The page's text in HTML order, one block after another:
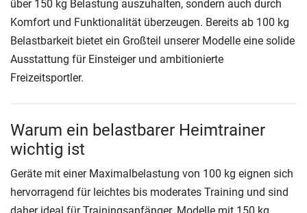
über 150 kg Belastung auszuhalten, sondern auch durch
Komfort und Funktionalität überzeugen. Bereits ab 100 kg
Belastbarkeit bietet ein Großteil unserer Modelle eine solide
Ausstattung für Einsteiger und ambitionierte
Freizeitsportler.
Warum ein belastbarer Heimtrainer
wichtig ist
Geräte mit einer Maximalbelastung von 100 kg eignen sich
hervorragend für leichtes bis moderates Training und sind